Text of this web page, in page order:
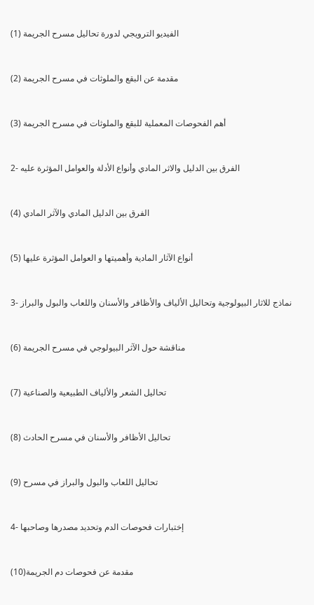
(1) الفيديو الترويجي لدورة تحاليل مسرح الجريمة
(2) مقدمة عن البقع والملوثات في مسرح الجريمة
(3) أهم الفحوصات المعملية للبقع والملوثات في مسرح الجريمة
2- الفرق بين الدليل والاثر المادي وأنواع الأدلة والعوامل المؤثرة عليه
(4) الفرق بين الدليل المادي والآثر المادي
(5) أنواع الآثار المادية وأهميتها و العوامل المؤثرة عليها
3- نماذج للاثار البيولوجية وتحاليل الألياف والأظافر والأسنان واللعاب والبول والبراز
(6) مناقشة حول الآثر البيولوجي في مسرح الجريمة
(7) تحاليل الشعر والألياف الطبيعية والصناعية
(8) تحاليل الأظافر والأسنان في مسرح الحادث
(9) تحاليل اللعاب والبول والبراز في مسرح
4- إختبارات فحوصات الدم وتحديد مصدرها وصاحبها
(10)مقدمة عن فحوصات دم الجريمة